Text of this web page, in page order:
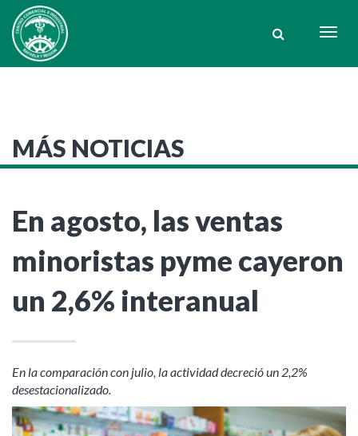
MÁS NOTICIAS
En agosto, las ventas
minoristas pyme cayeron
un 2,6% interanual
En la comparación con julio, la actividad decreció un 2,2%
desestacionalizado.